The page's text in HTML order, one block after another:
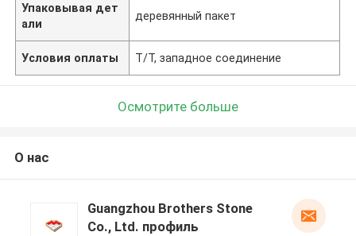
Упаковывая дет
али
деревянный пакет
Условия оплаты Т/Т, западное соединение
Осмотрите больше
О нас
Guangzhou Brothers Stone
Co., Ltd. профиль